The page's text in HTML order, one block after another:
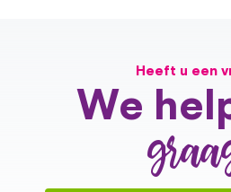
Heeft u een
We